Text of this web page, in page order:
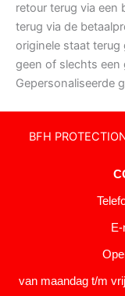
retour terug via een
terug via de
originele staat
geen of slechts een
Gepersonaliseerde
BFH
van maandag t/m